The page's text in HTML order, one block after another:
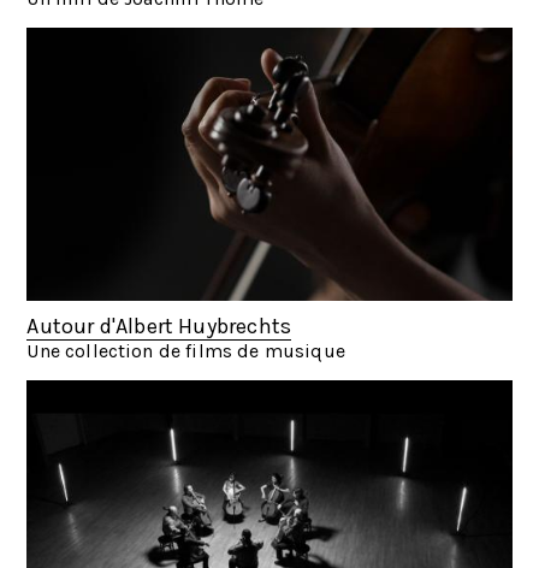
Autour d'Albert Huybrechts
Une collection de films de musique